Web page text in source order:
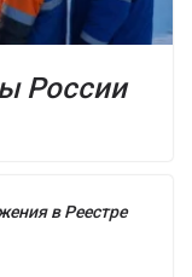
России
в Реестре